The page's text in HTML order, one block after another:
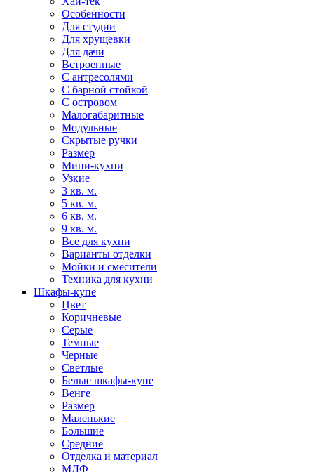
Особенности
Для студии
Для хрущевки
Для дачи
Встроенные
С антресолями
С барной стойкой
С островом
Малогабаритные
Модульные
Скрытые ручки
Размер
Мини-кухни
Узкие
3 кв. м.
5 кв. м.
6 кв. м.
9 кв. м.
Все для кухни
Варианты отделки
Мойки и смесители
Техника для кухни
Шкафы-купе
Цвет
Коричневые
Серые
Темные
Черные
Светлые
Белые шкафы-купе
Венге
Размер
Маленькие
Большие
Средние
Отделка и материал
МДФ